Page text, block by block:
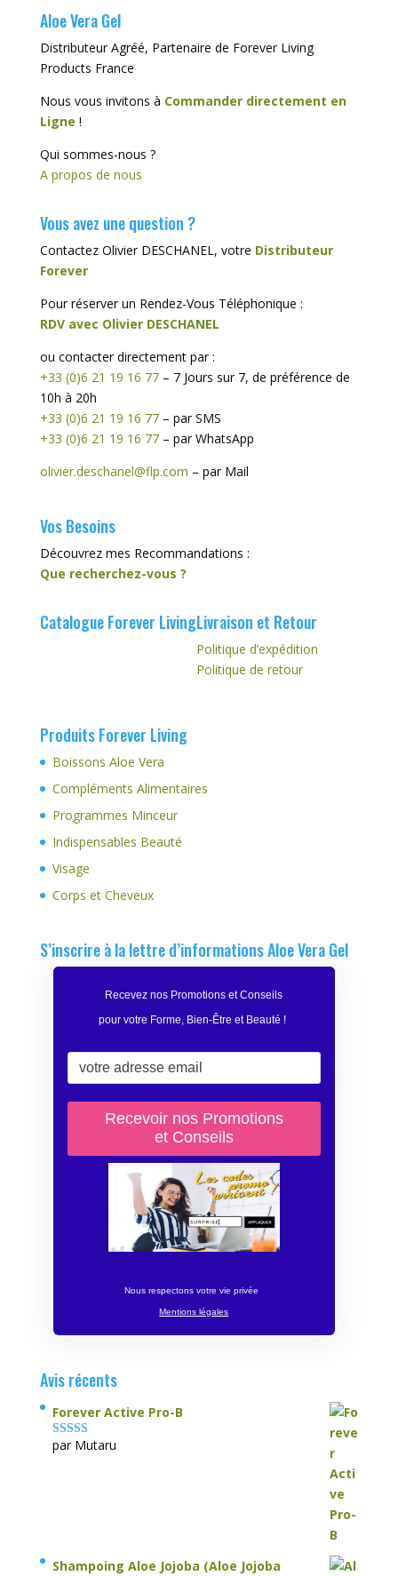
Aloe Vera Gel
Distributeur Agréé, Partenaire de Forever Living
Products France
Nous vous invitons à Commander directement en
Ligne !
Qui sommes-nous ?
A propos de nous
Vous avez une question ?
Contactez Olivier DESCHANEL, votre Distributeur
Forever
Pour réserver un Rendez-Vous Téléphonique :
RDV avec Olivier DESCHANEL
ou contacter directement par :
+33 (0)6 21 19 16 77– 7 Jours sur 7, de préférence de
10h à 20h
+33 (0)6 21 19 16 77– par SMS
+33 (0)6 21 19 16 77– par WhatsApp
olivier.deschanel@flp.com – par Mail
Vos Besoins
Découvrez mes Recommandations :
Que recherchez-vous ?
Catalogue Forever LivingLivraison et Retour
Politique d’expédition
Politique de retour
Produits Forever Living
Boissons Aloe Vera
Compléments Alimentaires
Programmes Minceur
Indispensables Beauté
Visage
Corps et Cheveux
S’inscrire à la lettre d’informations Aloe Vera Gel
Recevez nos Promotions et Conseils
pour votre Forme, Bien-Être et Beauté !
Nous respectons votre vie privée
Mentions légales
Avis récents
Forever Active Pro-B
Note4sur
par Mutaru
Shampoing Aloe Jojoba (Aloe Jojoba